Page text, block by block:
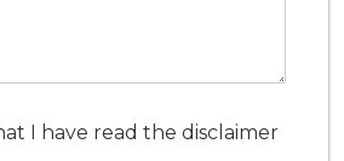
I have read the disclaimer